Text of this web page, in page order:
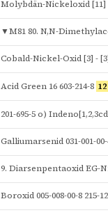
Molybdän-Nickeloxid [11]
▼M81 80. N,N-
Cobald-Nickel-Oxid [3] -
Acid Green 16 603-214-8
Galliumarsenid 031-001-00-
9. Diarsenpentaoxid EG-
Boroxid 005-008-00-8 215-